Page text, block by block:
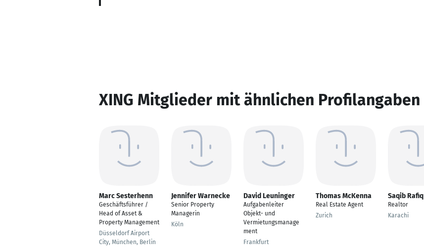
XING Mitglieder mit ähnlichen Profilangaben
Marc Sesterhenn
Geschäftsführer /
Head of Asset &
Property Management
Düsseldorf Airport
City, München, Berlin
Jennifer Warnecke
Senior Property
Managerin
Köln
David Leuninger
Aufgabenleiter
Objekt- und
Vermietungsmanage
ment
Frankfurt
Thomas McKenna
Real Estate Agent
Zurich
Saqib Rafiq
Realtor
Karachi